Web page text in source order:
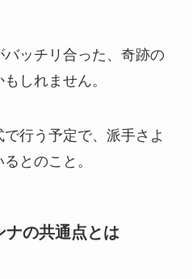
バッチリ合った、奇跡の
しれません。
行う予定で、派手さよ
とのこと。
の共通点とは